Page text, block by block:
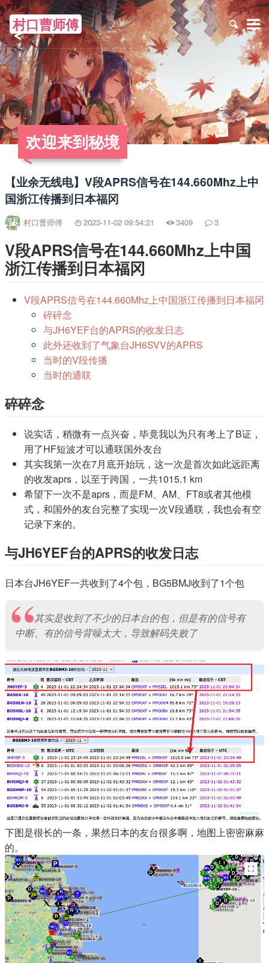
村口曹师傅 ≡
欢迎来到秘境
【业余无线电】V段APRS信号在144.660Mhz上中
国浙江传播到日本福冈
村口曹师傅 2023-11-02 09:54:21 3409 3
V段APRS信号在144.660Mhz上中国
浙江传播到日本福冈
V段APRS信号在144.660Mhz上中国浙江传播到日本福冈
碎碎念
与JH6YEF台的APRS的收发日志
此外还收到了气象台JH6SVV的APRS
当时的V段传播
当时的通联
碎碎念
说实话，稍微有一点兴奋，毕竟我以为只有考上了B证，
用了HF短波才可以通联国外友台
其实我第一次在7月底开始玩，这一次是首次如此远距离
的收发aprs，以至于跨国，一共1015.1 km
希望下一次不是aprs，而是FM、AM、FT8或者其他模
式，和国外的友台完整了实现一次V段通联，我也会有空
记录下来的。
与JH6YEF台的APRS的收发日志
日本台JH6YEF一共收到了4个包，BG5BMJ收到了1个包
其实是收到了不少的日本台的包，但是有的信号有
中断、有的信号背噪太大，导致解码失败了
下图是很长的一条，果然日本的友台很多啊，地图上密密麻麻
的。